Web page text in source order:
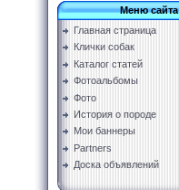
Меню сайта
Главная страница
Клички собак
Каталог статей
Фотоальбомы
Фото
История о породе
Мои баннеры
Partners
Доска объявлений